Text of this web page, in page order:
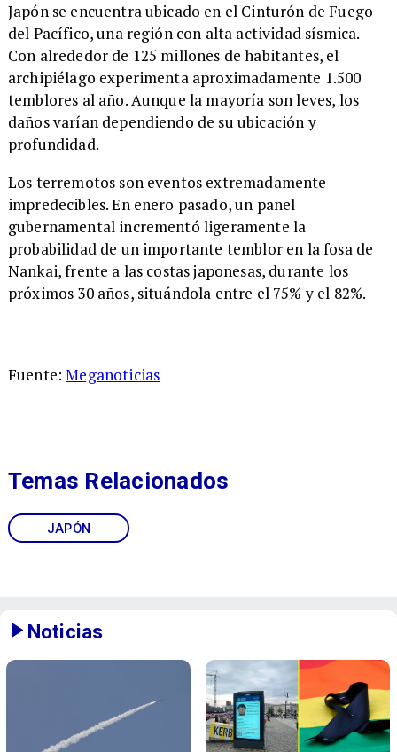
Japón se encuentra ubicado en el Cinturón de Fuego
del Pacífico, una región con alta actividad sísmica.
Con alrededor de 125 millones de habitantes, el
archipiélago experimenta aproximadamente 1.500
temblores al año. Aunque la mayoría son leves, los
daños varían dependiendo de su ubicación y
profundidad.
Los terremotos son eventos extremadamente
impredecibles. En enero pasado, un panel
gubernamental incrementó ligeramente la
probabilidad de un importante temblor en la fosa de
Nankai, frente a las costas japonesas, durante los
próximos 30 años, situándola entre el 75% y el 82%.
Fuente:Meganoticias
JAPÓN
Temas Relacionados
Noticias